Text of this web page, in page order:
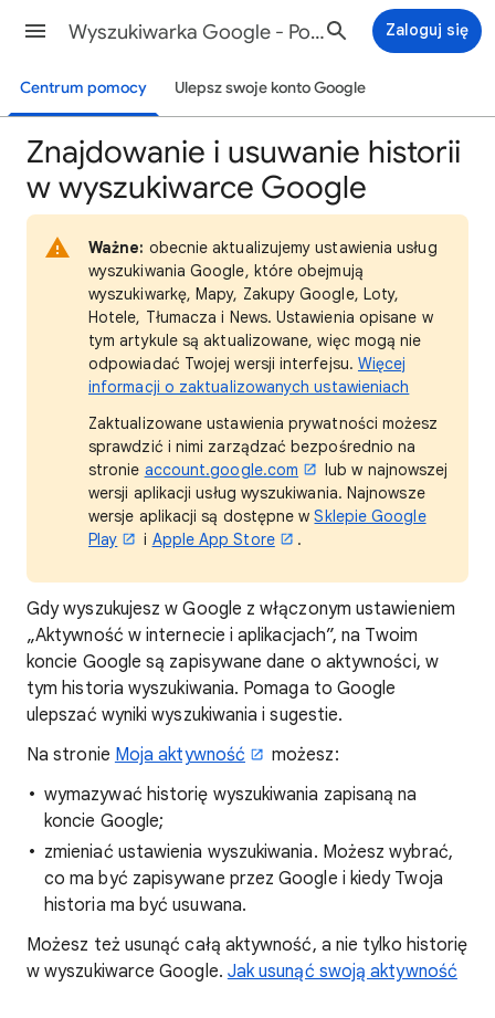
Wyszukiwarka Google - Pomoc Zaloguj się
Centrum pomocy Ulepsz swoje konto Google
Znajdowanie i usuwanie historii
w wyszukiwarce Google
Ważne: obecnie aktualizujemy ustawienia usług
wyszukiwania Google, które obejmują
wyszukiwarkę, Mapy, Zakupy Google, Loty,
Hotele, Tłumacza i News. Ustawienia opisane w
tym artykule są aktualizowane, więc mogą nie
odpowiadać Twojej wersji interfejsu. Więcej
informacji o zaktualizowanych ustawieniach
Zaktualizowane ustawienia prywatności możesz
sprawdzić i nimi zarządzać bezpośrednio na
stronie account.google.com
lub w najnowszej
wersji aplikacji usług wyszukiwania. Najnowsze
wersje aplikacji są dostępne wSklepie Google
Play
i Apple App Store .
Gdy wyszukujesz w Google z włączonym ustawieniem
„Aktywność w internecie i aplikacjach”, na Twoim
koncie Google są zapisywane dane o aktywności, w
tym historia wyszukiwania. Pomaga to Google
ulepszać wyniki wyszukiwania i sugestie.
Na stronie Moja aktywność
możesz:
wymazywać historię wyszukiwania zapisaną na
koncie Google;
zmieniać ustawienia wyszukiwania. Możesz wybrać,
co ma być zapisywane przez Google i kiedy Twoja
historia ma być usuwana.
Możesz też usunąć całą aktywność, a nie tylko historię
w wyszukiwarce Google. Jak usunąć swoją aktywność